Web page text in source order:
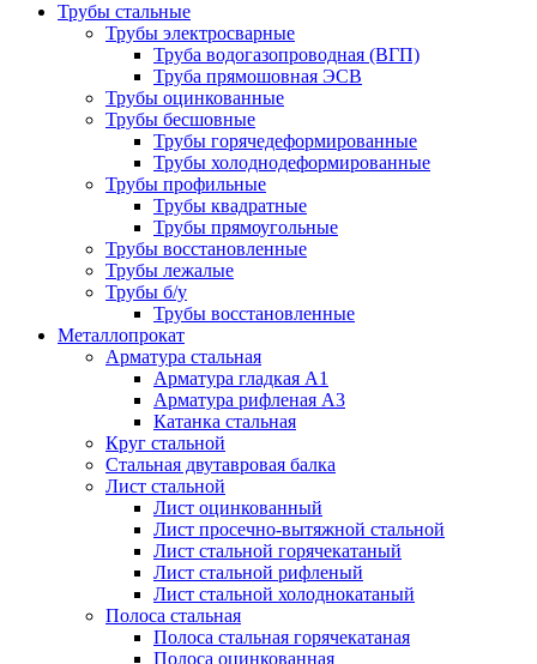
Трубы стальные
Трубы электросварные
Труба водогазопроводная (ВГП)
Труба прямошовная ЭСВ
Трубы оцинкованные
Трубы бесшовные
Трубы горячедеформированные
Трубы холоднодеформированные
Трубы профильные
Трубы квадратные
Трубы прямоугольные
Трубы восстановленные
Трубы лежалые
Трубы б/у
Трубы восстановленные
Металлопрокат
Арматура стальная
Арматура гладкая А1
Арматура рифленая А3
Катанка стальная
Круг стальной
Стальная двутавровая балка
Лист стальной
Лист оцинкованный
Лист просечно-вытяжной стальной
Лист стальной горячекатаный
Лист стальной рифленый
Лист стальной холоднокатаный
Полоса стальная
Полоса стальная горячекатаная
Полоса оцинкованная